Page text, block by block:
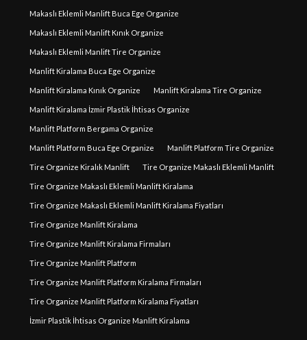
Makaslı Eklemli Manlift Buca Ege Organize
Makaslı Eklemli Manlift Kınık Organize
Makaslı Eklemli Manlift Tire Organize
Manlift Kiralama Buca Ege Organize
Manlift Kiralama Kınık Organize Manlift Kiralama Tire Organize
Manlift Kiralama İzmir Plastik İhtisas Organize
Manlift Platform Bergama Organize
Manlift Platform Buca Ege Organize Manlift Platform Tire Organize
Tire Organize Kiralık Manlift Tire Organize Makaslı Eklemli Manlift
Tire Organize Makaslı Eklemli Manlift Kiralama
Tire Organize Makaslı Eklemli Manlift Kiralama Fiyatları
Tire Organize Manlift Kiralama
Tire Organize Manlift Kiralama Firmaları
Tire Organize Manlift Platform
Tire Organize Manlift Platform Kiralama Firmaları
Tire Organize Manlift Platform Kiralama Fiyatları
İzmir Plastik İhtisas Organize Manlift Kiralama